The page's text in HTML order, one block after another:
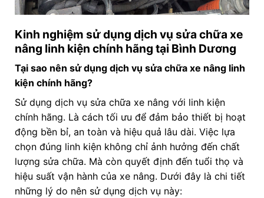
Kinh nghiệm sử dụng dịch vụ sửa chữa xe
nâng linh kiện chính hãng tại Bình Dương
Tại sao nên sử dụng dịch vụ sửa chữa xe nâng linh
kiện chính hãng?
Sử dụng dịch vụ sửa chữa xe nâng với linh kiện
chính hãng. Là cách tối ưu để đảm bảo thiết bị hoạt
động bền bỉ, an toàn và hiệu quả lâu dài. Việc lựa
chọn đúng linh kiện không chỉ ảnh hưởng đến chất
lượng sửa chữa. Mà còn quyết định đến tuổi thọ và
hiệu suất vận hành của xe nâng. Dưới đây là chi tiết
những lý do nên sử dụng dịch vụ này: